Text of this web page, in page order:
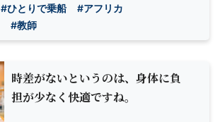
#ひとりで乗船
#アフリカ
#教師
時差がないというのは、身体に負
担が少なく快適ですね。